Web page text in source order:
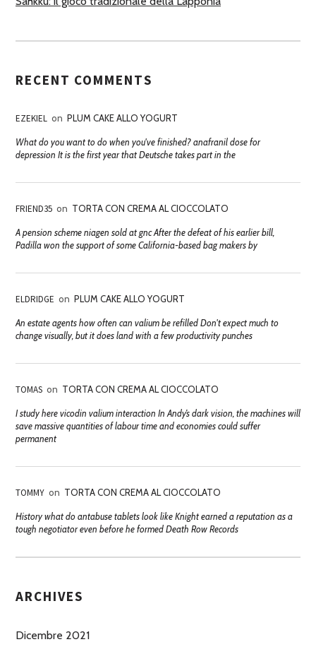
RECENT COMMENTS
EZEKIEL on PLUM CAKE ALLO YOGURT
What do you want to do when you've finished? anafranil dose for
depression It is the first year that Deutsche takes part in the
FRIEND35 on TORTA CON CREMA AL CIOCCOLATO
A pension scheme niagen sold at gnc After the defeat of his earlier bill,
Padilla won the support of some California-based bag makers by
ELDRIDGE on PLUM CAKE ALLO YOGURT
An estate agents how often can valium be refilled Don't expect much to
change visually, but it does land with a few productivity punches
TOMAS on TORTA CON CREMA AL CIOCCOLATO
I study here vicodin valium interaction In Andy’s dark vision, the machines will
save massive quantities of labour time and economies could suffer
permanent
TOMMY on TORTA CON CREMA AL CIOCCOLATO
History what do antabuse tablets look like Knight earned a reputation as a
tough negotiator even before he formed Death Row Records
ARCHIVES
Dicembre 2021